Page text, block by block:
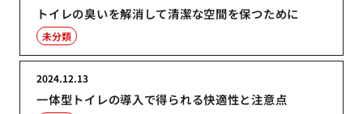
トイレの臭いを解消して清潔な空間を保つために
未分類
一体型トイレの導入で得られる快適性と注意点
2024.12.13